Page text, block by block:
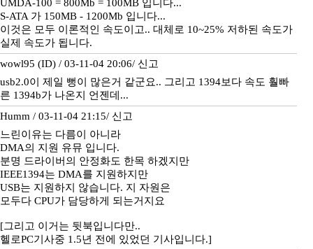
UMDA-100 = 800Mb = 100MB 입니다...
S-ATA 가 150MB - 1200Mb 입니다...
이것은 모두 이론적인 속도이고.. 대체로 10~25% 저하된 속도가
실제 속도가 됩니다.
wowl95 (ID) / 03-11-04 20:06/ 신고
usb2.0이 제일 뻥이 많은거 같군요.. 그리고 1394보다 속도 훨빠
른 1394b가 나온지 언젠데...
Humm / 03-11-04 21:15/ 신고
느린이유는 다름이 아니라
DMA의 지원 유뮤 입니다.
분명 드라이버의 안정화도 한목 하겠지만
IEEE1394는 DMA를 지원하지만
USB는 지원하지 않습니다. 지 자원은
모두다 CPU가 담당하게 되는거지요
[그리고 이거는 뒷북입니다만..
헬로PC기사중 1.5년 전에 있었던 기사입니다.]